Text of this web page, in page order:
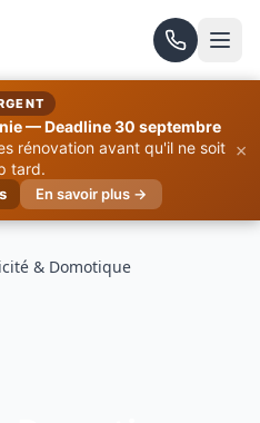
— Deadline 30 septembre
rénovation avant qu'il ne soit
tard.
En savoir plus →
×
& Domotique